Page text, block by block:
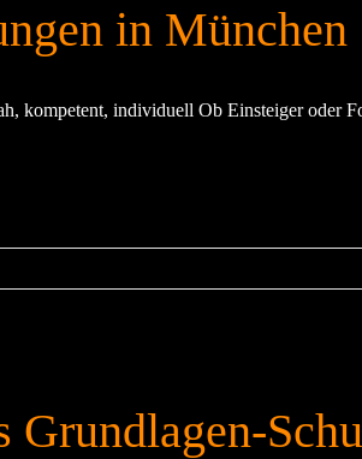
in München
kompetent, individuell Ob Einsteiger oder
Grundlagen-